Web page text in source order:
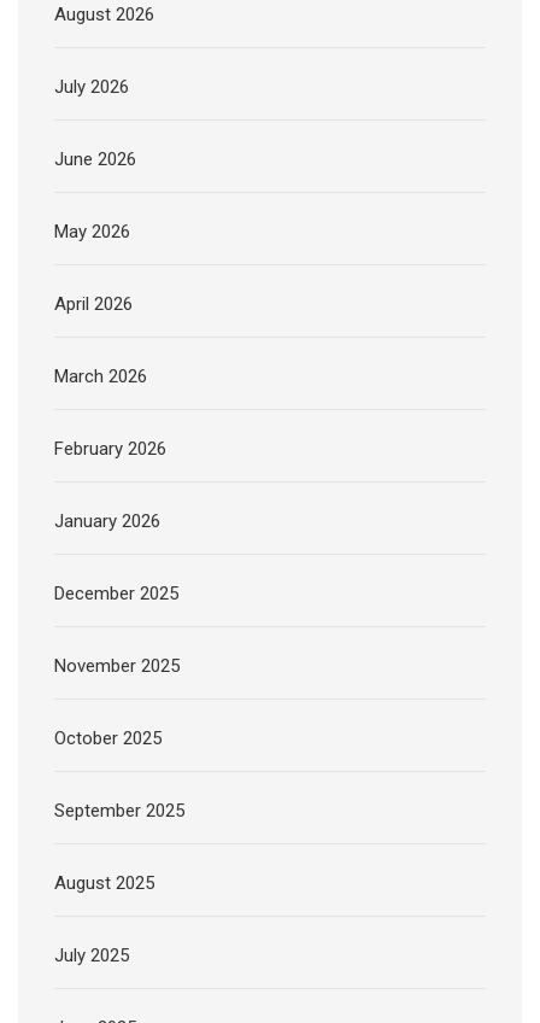
August 2026
July 2026
June 2026
May 2026
April 2026
March 2026
February 2026
January 2026
December 2025
November 2025
October 2025
September 2025
August 2025
July 2025